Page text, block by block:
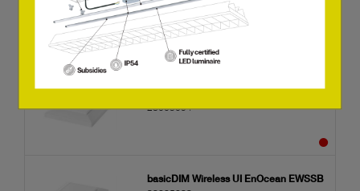
basicDIM Wireless passive MP
28005689
basicDIM Wireless UI EnOcean EWSDB
28005094
basicDIM Wireless UI EnOcean EWSSB